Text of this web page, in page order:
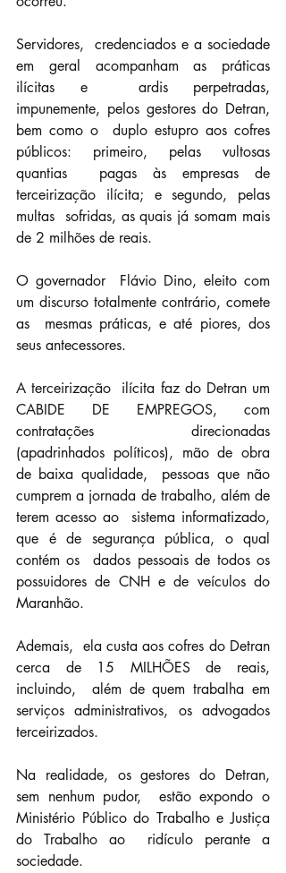
Servidores,  credenciados e a sociedade
em geral acompanham as práticas
ilícitas e  ardis perpetradas,
impunemente, pelos gestores do Detran,
bem como o  duplo estupro aos cofres
públicos: primeiro, pelas vultosas
quantias  pagas às empresas de
terceirização ilícita; e segundo, pelas
multas  sofridas, as quais já somam mais
de 2 milhões de reais.
O governador  Flávio Dino, eleito com
um discurso totalmente contrário, comete
as  mesmas práticas, e até piores, dos
seus antecessores.
A terceirização  ilícita faz do Detran um
CABIDE DE EMPREGOS, com
contratações  direcionadas
(apadrinhados políticos), mão de obra
de baixa qualidade,  pessoas que não
cumprem a jornada de trabalho, além de
terem acesso ao  sistema informatizado,
que é de segurança pública, o qual
contém os  dados pessoais de todos os
possuidores de CNH e de veículos do
Maranhão.
Ademais,  ela custa aos cofres do Detran
cerca de 15 MILHÕES de reais,
incluindo,  além de quem trabalha em
serviços administrativos, os advogados
terceirizados.
Na realidade, os gestores do Detran,
sem nenhum pudor,  estão expondo o
Ministério Público do Trabalho e Justiça
do Trabalho ao  ridículo perante a
sociedade.